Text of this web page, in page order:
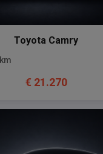
Toyota Camry
km
€ 21.270